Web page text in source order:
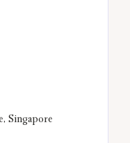
Singapore